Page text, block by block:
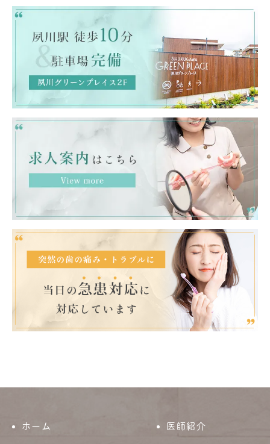
ホーム 医師紹介